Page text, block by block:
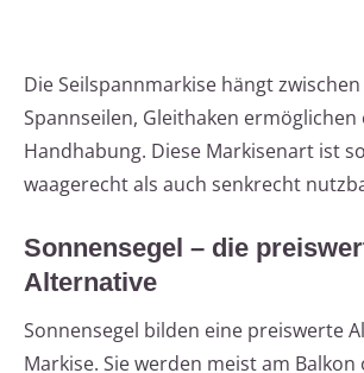
Die Seilspannmarkise hängt
Spannseilen, Gleithaken ermöglichen
Handhabung. Diese Markisenart ist
waagerecht als auch senkrecht
Sonnensegel – die
Alternative
Sonnensegel bilden eine preiswerte
Markise. Sie werden meist am Balkon